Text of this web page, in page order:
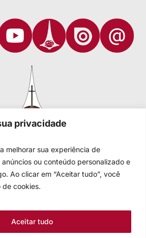
privacidade
melhorar sua experiência de
ou conteúdo personalizado e
Ao clicar em “Aceitar tudo”, você
de cookies.
Aceitar tudo
de Confissão Luterana no Brasil
dos Passos, 202/4º andar Centro -